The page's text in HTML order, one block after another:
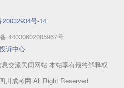
20032934号-14
44030602005967号
投诉中心
交流民间网站 本站享有最终解释权
川成考网 All Right Reserved